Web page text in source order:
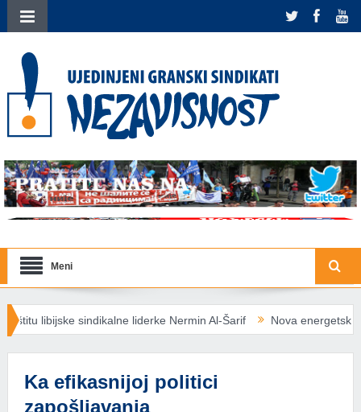
Meni
liderke Nermin Al-Šarif Nova energetska pravila EU:
Ka efikasnijoj politici
zapošljavanja